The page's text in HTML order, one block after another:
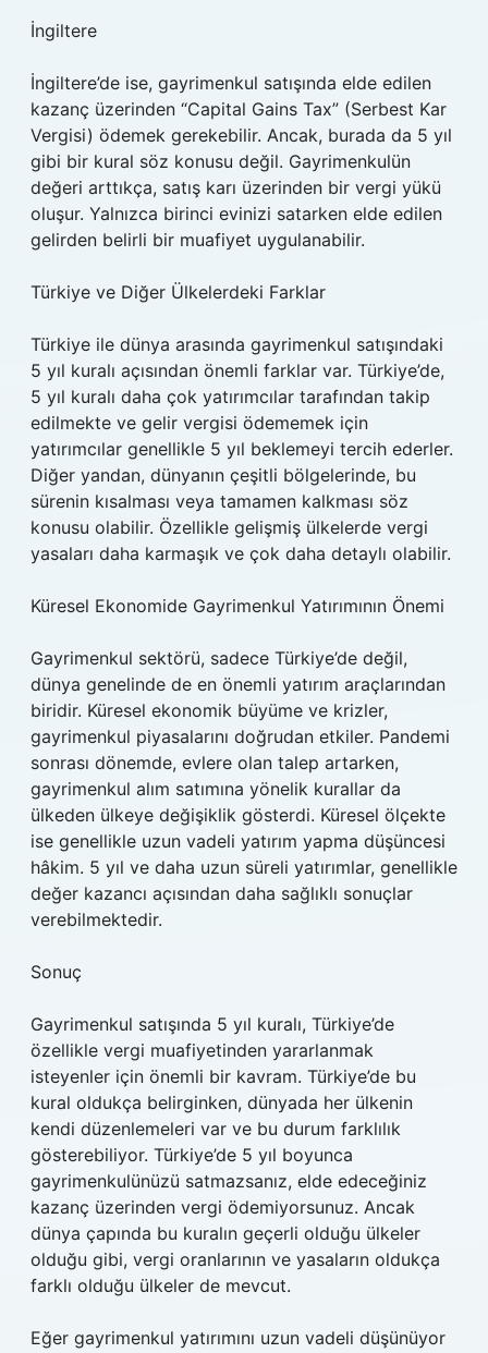
İngiltere
İngiltere’de ise, gayrimenkul satışında elde edilen
kazanç üzerinden “Capital Gains Tax” (Serbest Kar
Vergisi) ödemek gerekebilir. Ancak, burada da 5 yıl
gibi bir kural söz konusu değil. Gayrimenkulün
değeri arttıkça, satış karı üzerinden bir vergi yükü
oluşur. Yalnızca birinci evinizi satarken elde edilen
gelirden belirli bir muafiyet uygulanabilir.
Türkiye ve Diğer Ülkelerdeki Farklar
Türkiye ile dünya arasında gayrimenkul satışındaki
5 yıl kuralı açısından önemli farklar var. Türkiye’de,
5 yıl kuralı daha çok yatırımcılar tarafından takip
edilmekte ve gelir vergisi ödememek için
yatırımcılar genellikle 5 yıl beklemeyi tercih ederler.
Diğer yandan, dünyanın çeşitli bölgelerinde, bu
sürenin kısalması veya tamamen kalkması söz
konusu olabilir. Özellikle gelişmiş ülkelerde vergi
yasaları daha karmaşık ve çok daha detaylı olabilir.
Küresel Ekonomide Gayrimenkul Yatırımının Önemi
Gayrimenkul sektörü, sadece Türkiye’de değil,
dünya genelinde de en önemli yatırım araçlarından
biridir. Küresel ekonomik büyüme ve krizler,
gayrimenkul piyasalarını doğrudan etkiler. Pandemi
sonrası dönemde, evlere olan talep artarken,
gayrimenkul alım satımına yönelik kurallar da
ülkeden ülkeye değişiklik gösterdi. Küresel ölçekte
ise genellikle uzun vadeli yatırım yapma düşüncesi
hâkim. 5 yıl ve daha uzun süreli yatırımlar, genellikle
değer kazancı açısından daha sağlıklı sonuçlar
verebilmektedir.
Sonuç
Gayrimenkul satışında 5 yıl kuralı, Türkiye’de
özellikle vergi muafiyetinden yararlanmak
isteyenler için önemli bir kavram. Türkiye’de bu
kural oldukça belirginken, dünyada her ülkenin
kendi düzenlemeleri var ve bu durum farklılık
gösterebiliyor. Türkiye’de 5 yıl boyunca
gayrimenkulünüzü satmazsanız, elde edeceğiniz
kazanç üzerinden vergi ödemiyorsunuz. Ancak
dünya çapında bu kuralın geçerli olduğu ülkeler
olduğu gibi, vergi oranlarının ve yasaların oldukça
farklı olduğu ülkeler de mevcut.
Eğer gayrimenkul yatırımını uzun vadeli düşünüyor